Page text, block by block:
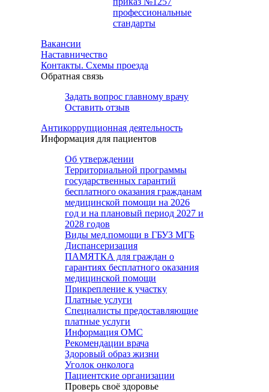
профессиональные
стандарты
Вакансии
Наставничество
Контакты. Схемы проезда
Обратная связь
Задать вопрос главному врачу
Оставить отзыв
Антикоррупционная деятельность
Информация для пациентов
Об утверждении
Территориальной программы
государственных гарантий
бесплатного оказания гражданам
медицинской помощи на 2026
год и на плановый период 2027 и
2028 годов
Виды мед.помощи в ГБУЗ МГБ
Диспансеризация
ПАМЯТКА для граждан о
гарантиях бесплатного оказания
медицинской помощи
Прикрепление к участку
Платные услуги
Специалисты предоставляющие
платные услуги
Информация ОМС
Рекомендации врача
Здоровый образ жизни
Уголок онколога
Пациентские организации
Проверь своё здоровье